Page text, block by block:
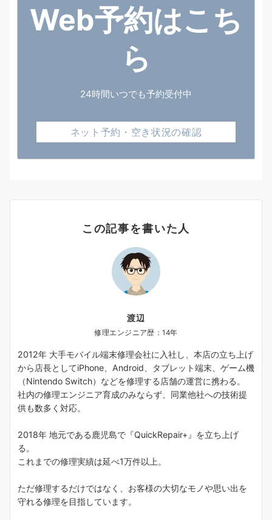
Web予約はこち
ら
24時間いつでも予約受付中
ネット予約・空き状況の確認
この記事を書いた人
渡辺
修理エンジニア歴：14年
2012年 大手モバイル端末修理会社に入社し、本店の立ち上げ
から店長としてiPhone、Android、タブレット端末、ゲーム機
（Nintendo Switch）などを修理する店舗の運営に携わる。
社内の修理エンジニア育成のみならず、同業他社への技術提
供も数多く対応。
2018年 地元である鹿児島で『QuickRepair+』を立ち上げ
る。
これまでの修理実績は延べ1万件以上。
ただ修理するだけではなく、お客様の大切なモノや思い出を
守れる修理を目指しています。